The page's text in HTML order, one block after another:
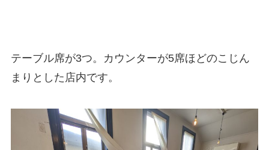
テーブル席が3つ。カウンターが5席ほどのこじん
まりとした店内です。